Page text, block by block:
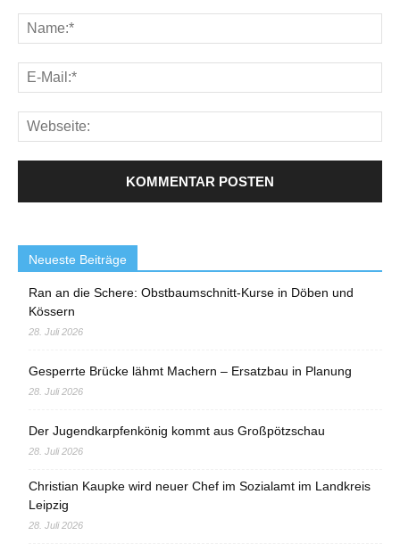
Neueste Beiträge
Ran an die Schere: Obstbaumschnitt-Kurse in Döben und
Kössern
28. Juli 2026
Gesperrte Brücke lähmt Machern – Ersatzbau in Planung
28. Juli 2026
Der Jugendkarpfenkönig kommt aus Großpötzschau
28. Juli 2026
Christian Kaupke wird neuer Chef im Sozialamt im Landkreis
Leipzig
28. Juli 2026